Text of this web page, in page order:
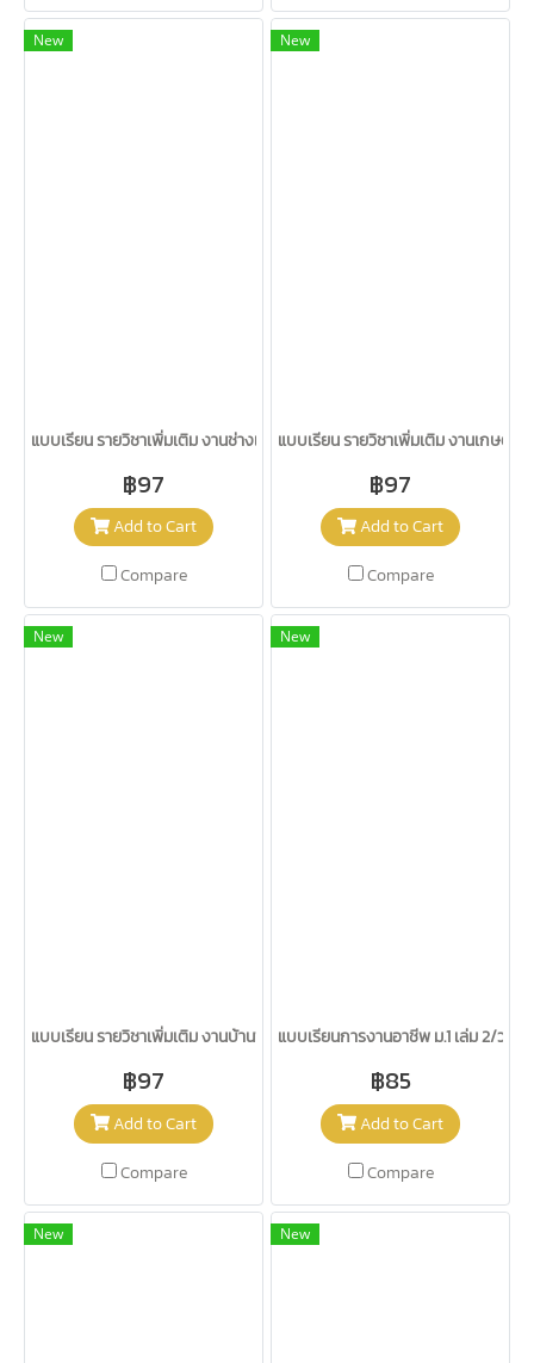
New
แบบเรียน รายวิชาเพิ่มเติม งานช่างเพื่ออาชีพ ม.1-3 /วพ.
฿97
Add to Cart
Compare
New
แบบเรียน รายวิชาเพิ่มเติม งานเกษตร
฿97
Add to Cart
Compare
New
แบบเรียน รายวิชาเพิ่มเติม งานบ้านพื้นฐานอาชีพ ม.1-3/วพ.
฿97
Add to Cart
Compare
New
แบบเรียนการงานอาชีพ ม.1 เล่ม 2/วพ.
฿85
Add to Cart
Compare
New New